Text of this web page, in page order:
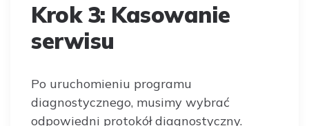
Krok 3: Kasowanie
serwisu
Po uruchomieniu programu
diagnostycznego, musimy wybrać
odpowiedni protokół diagnostyczny.